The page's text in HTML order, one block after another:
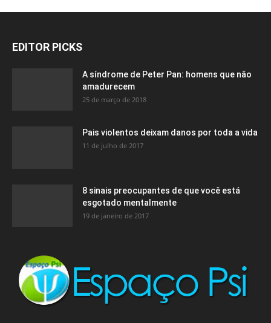
EDITOR PICKS
A síndrome de Peter Pan: homens que não
amadurecem
25 de março de 2018
Pais violentos deixam danos por toda a vida
11 de julho de 2017
8 sinais preocupantes de que você está
esgotado mentalmente
19 de janeiro de 2017